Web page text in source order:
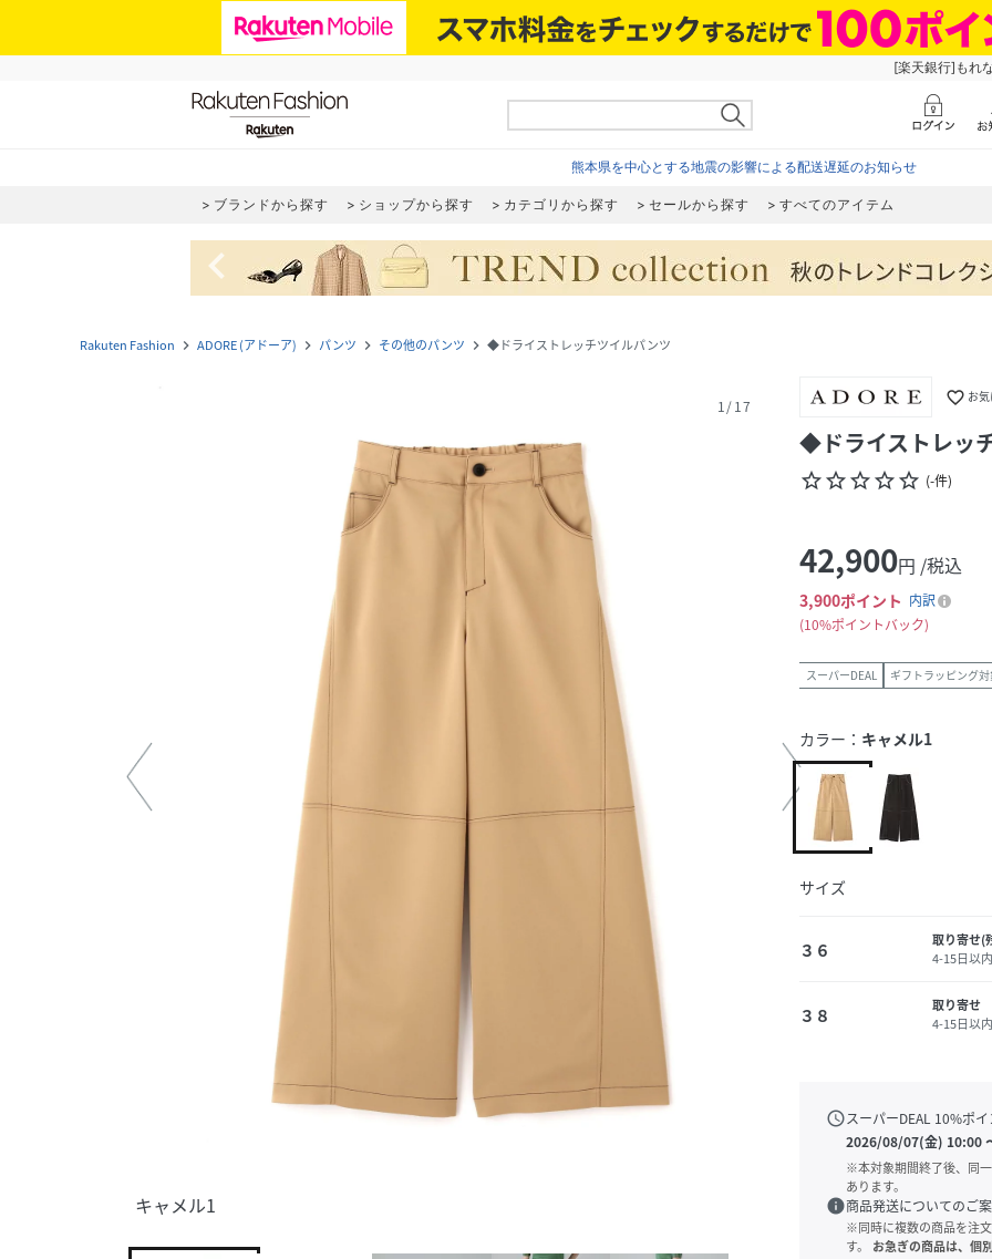
[楽天銀行]もれ
熊本県を中心とする地震の影響による配送遅延のお知らせ
ブランドから探す ショップから探す カテゴリから探す セールから探す すべてのアイテム
navigate_before
Rakuten Fashion navigate_next ADORE (アドーア) navigate_next パンツ navigate_next その他のパンツ navigate_next ◆ドライストレッチツイルパンツ
1/17
キャメル1
favorite_border お
◆ドライストレッ
star_borderstar_borderstar_borderstar_borderstar_border (-件)
42,900円 /税込
3,900ポイント 内訳
10%ポイントバック
スーパーDEAL ギフトラッピング
カラー： キャメル1
サイズ
３６
取り寄せ(
4-15日以
３８
取り寄せ
4-15日以
scheduleスーパーDEAL 10%ポ
2026/08/07(金) 10:00
※本対象期間終了後、同
あります。
info商品発送についてのご
※同時に複数の商品を注
す。
お急ぎの商品は、個